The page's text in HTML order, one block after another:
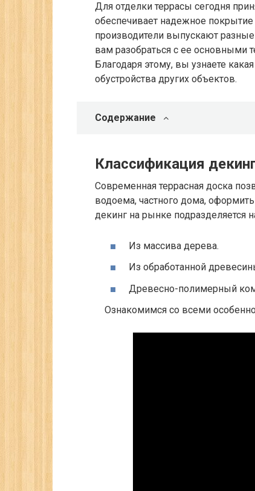
Для отделки террасы сегодня
обеспечивает надежное
производители выпускают
вам разобраться с ее основными
Благодаря этому, вы узнаете
обустройства других объектов.
Содержание
Классификация
Современная террасная доска
водоема, частного дома,
декинг на рынке подразделяется
Из массива дерева.
Из обработанной
Древесно-полимерный
Ознакомимся со всеми